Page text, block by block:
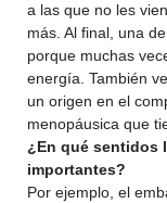
a las que no les
más. Al final, una
porque muchas
energía. También
un origen en el
menopáusica que
¿En qué sentidos
importantes?
Por ejemplo, el